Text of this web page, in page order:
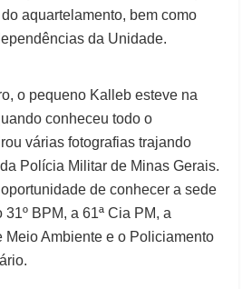
aquartelamento, bem como
da Unidade.
o pequeno Kalleb esteve na
conheceu todo o
várias fotografias trajando
Polícia Militar de Minas Gerais.
de conhecer a sede
BPM, a 61ª Cia PM, a
Meio Ambiente e o Policiamento